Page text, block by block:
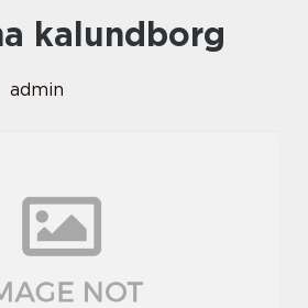
kalundborg
admin